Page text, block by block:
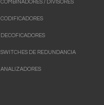
COMBINADORES / DIVISORES
CODIFICADORES
DECOFICADORES
SWITCHES DE REDUNDANCIA
ANALIZADORES